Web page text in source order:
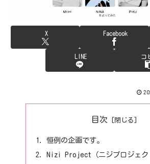
X Facebook
LINE コ
目次
恒例の企画です。
Nizi Project（ニジプロジェク